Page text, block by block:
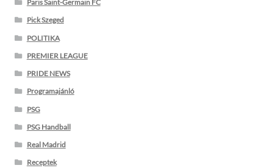
Paris Saint-Germain FC
Pick Szeged
POLITIKA
PREMIER LEAGUE
PRIDE NEWS
Programajánló
PSG
PSG Handball
Real Madrid
Receptek